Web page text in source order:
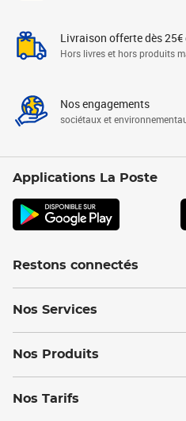
Livraison offerte dès
Hors livres et hors produits
Nos engagements
sociétaux et
Applications La Poste
Restons connectés
Nos Services
Nos Produits
Nos Tarifs